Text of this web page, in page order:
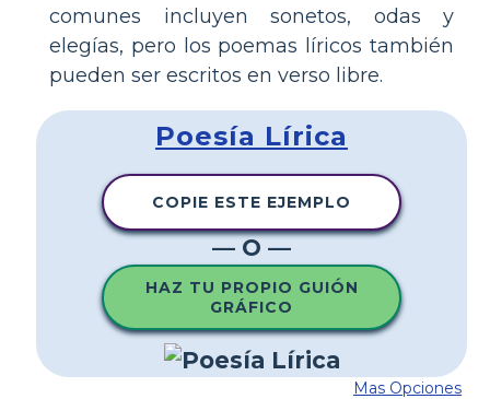
comunes incluyen sonetos, odas y
elegías, pero los poemas líricos también
pueden ser escritos en verso libre.
Poesía Lírica
COPIE ESTE EJEMPLO
— O —
HAZ TU PROPIO GUIÓN
GRÁFICO
Mas Opciones